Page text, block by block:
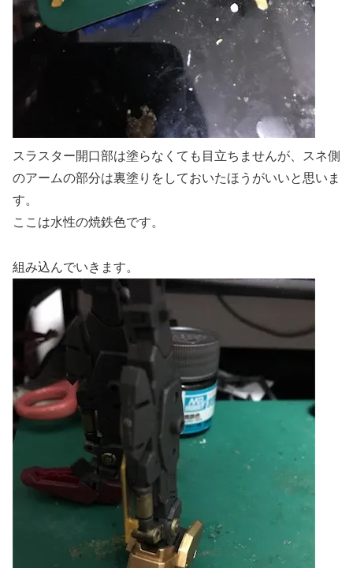
スラスター開口部は塗らなくても目立ちませんが、スネ側
のアームの部分は裏塗りをしておいたほうがいいと思いま
す。
ここは水性の焼鉄色です。
組み込んでいきます。